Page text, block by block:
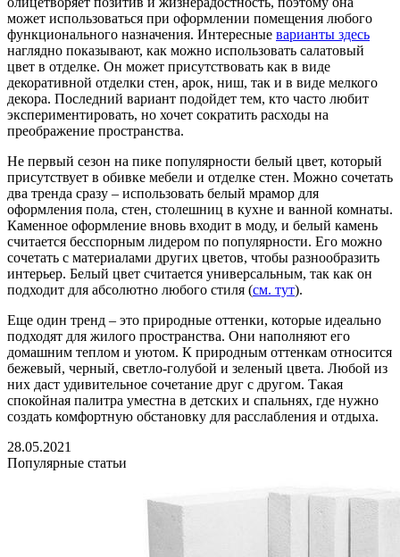
может использоваться при оформлении помещения любого
функционального назначения. Интересные варианты здесь
наглядно показывают, как можно использовать салатовый
цвет в отделке. Он может присутствовать как в виде
декоративной отделки стен, арок, ниш, так и в виде мелкого
декора. Последний вариант подойдет тем, кто часто любит
экспериментировать, но хочет сократить расходы на
преображение пространства.
Не первый сезон на пике популярности белый цвет, который
присутствует в обивке мебели и отделке стен. Можно сочетать
два тренда сразу – использовать белый мрамор для
оформления пола, стен, столешниц в кухне и ванной комнаты.
Каменное оформление вновь входит в моду, и белый камень
считается бесспорным лидером по популярности. Его можно
сочетать с материалами других цветов, чтобы разнообразить
интерьер. Белый цвет считается универсальным, так как он
подходит для абсолютно любого стиля (см. тут).
Еще один тренд – это природные оттенки, которые идеально
подходят для жилого пространства. Они наполняют его
домашним теплом и уютом. К природным оттенкам относится
бежевый, черный, светло-голубой и зеленый цвета. Любой из
них даст удивительное сочетание друг с другом. Такая
спокойная палитра уместна в детских и спальнях, где нужно
создать комфортную обстановку для расслабления и отдыха.
28.05.2021
Популярные статьи